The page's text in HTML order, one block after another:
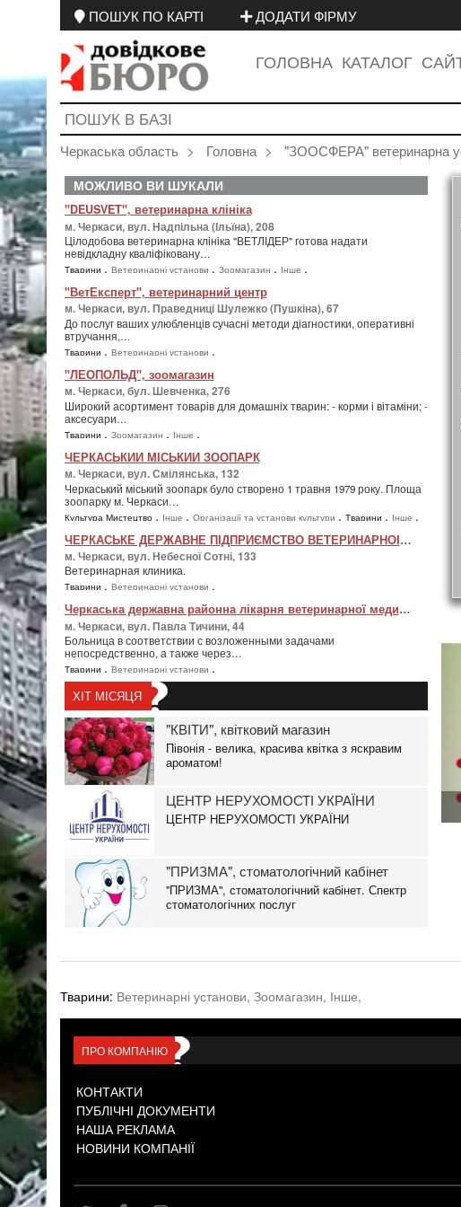
ПОШУК ПО КАРТІ ДОДАТИ ФІРМУ
ГОЛОВНА КАТАЛОГ
Черкаська область Головна "ЗООСФЕРА" ветеринарна
МОЖЛИВО ВИ ШУКАЛИ
"DEUSVET", ветеринарна клініка
м. Черкаси, вул. Надпільна (Ільїна), 208
Цілодобова ветеринарна клініка "ВЕТЛІДЕР" готова надати
невідкладну кваліфіковану…
Тварини , Ветеринарні установи , Зоомагазин , Інше ,
"ВетЕксперт", ветеринарний центр
м. Черкаси, вул. Праведниці Шулежко (Пушкіна), 67
До послуг ваших улюбленців сучасні методи діагностики, оперативні
втручання,…
Тварини , Ветеринарні установи ,
"ЛЕОПОЛЬД", зоомагазин
м. Черкаси, бул. Шевченка, 276
Широкий асортимент товарів для домашніх тварин: - корми і вітаміни; -
аксесуари…
Тварини , Зоомагазин , Інше ,
ЧЕРКАСЬКИЙ МІСЬКИЙ ЗООПАРК
м. Черкаси, вул. Смілянська, 132
Черкаський міський зоопарк було створено 1 травня 1979 року. Площа
зоопарку м. Черкаси…
Культура Мистецтво , Інше , Організації та установи культури , Тварини , Інше ,
Розплідники , ЧЕРКАСЬКЕ ДЕРЖАВНЕ ПІДПРИЄМСТВО ВЕТЕРИНАРНОЇ МЕДИЦИНИ
м. Черкаси, вул. Небесної Сотні, 133
Ветеринарная клиника.
Тварини , Ветеринарні установи ,
Черкаська державна районна лікарня ветеринарної медицини
м. Черкаси, вул. Павла Тичини, 44
Больница в соответствии с возложенными задачами
непосредственно, а также через…
Тварини , Ветеринарні установи ,
ХІТ МІСЯЦЯ
"КВІТИ", квітковий магазин
Півонія - велика, красива квітка з яскравим
ароматом!
ЦЕНТР НЕРУХОМОСТІ УКРАЇНИ
ЦЕНТР НЕРУХОМОСТІ УКРАЇНИ
"ПРИЗМА", стоматологічний кабінет
"ПРИЗМА", стоматологічний кабінет. Спектр
стоматологічних послуг
Тварини: Ветеринарні установи, Зоомагазин, Інше,
ПРО КОМПАНІЮ
КОНТАКТИ
ПУБЛІЧНІ ДОКУМЕНТИ
НАША РЕКЛАМА
НОВИНИ КОМПАНІЇ